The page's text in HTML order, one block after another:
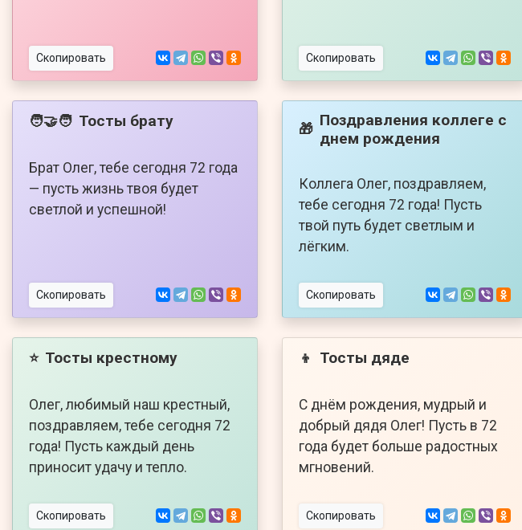
Скопировать Скопировать
🧑‍🤝‍🧑 Тосты брату
Брат Олег, тебе сегодня 72 года
— пусть жизнь твоя будет
светлой и успешной!
Скопировать
🎁 Поздравления коллеге с
днем рождения
Коллега Олег, поздравляем,
тебе сегодня 72 года! Пусть
твой путь будет светлым и
лёгким.
Скопировать
⭐ Тосты крестному
Олег, любимый наш крестный,
поздравляем, тебе сегодня 72
года! Пусть каждый день
приносит удачу и тепло.
Скопировать
👦 Тосты дяде
С днём рождения, мудрый и
добрый дядя Олег! Пусть в 72
года будет больше радостных
мгновений.
Скопировать